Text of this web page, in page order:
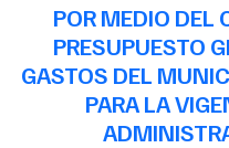
POR MEDIO DEL
PRESUPUESTO
GASTOS DEL
PARA LA